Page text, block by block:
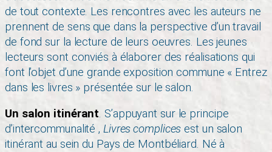
de tout contexte. Les rencontres avec les auteurs ne
prennent de sens que dans la perspective d’un travail
de fond sur la lecture de leurs oeuvres. Les jeunes
lecteurs sont conviés à élaborer des réalisations qui
font l’objet d’une grande exposition commune « Entrez
dans les livres » présentée sur le salon.
Un salon itinérant. S’appuyant sur le principe
d’intercommunalité , Livres complices est un salon
itinérant au sein du Pays de Montbéliard. Né à